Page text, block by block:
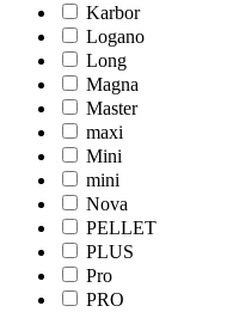
Karbor
Logano
Long
Magna
Master
maxi
Mini
mini
Nova
PELLET
PLUS
Pro
PRO